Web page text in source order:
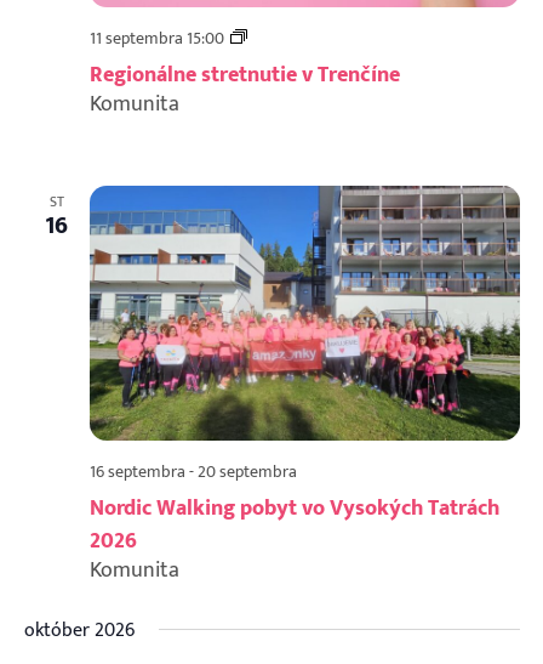
Regionálne stretnutie v Trenčíne
11 septembra 15:00
Regionálne
stretnutie
v
Komunita
ST
16
Nordic Walking pobyt vo Vysokých Tatrách
2026
16 septembra-20 septembra
Komunita
október 2026